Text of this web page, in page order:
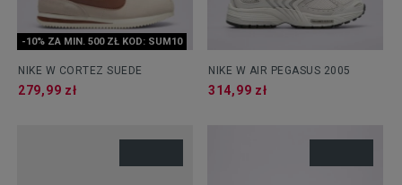
-10% ZA MIN. 500 ZŁ KOD: SUM10
NIKE W CORTEZ SUEDE
279,99 zł
NIKE W AIR PEGASUS 2005
314,99 zł